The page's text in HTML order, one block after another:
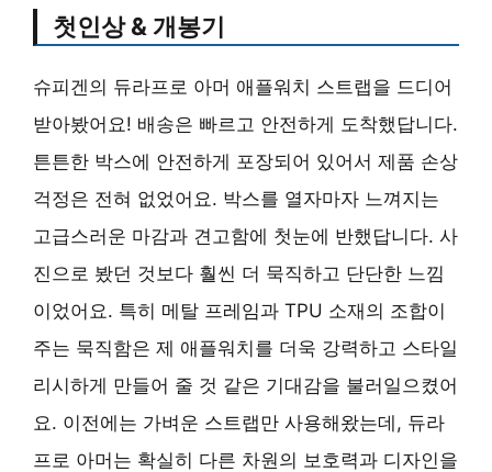
첫인상 & 개봉기
슈피겐의 듀라프로 아머 애플워치 스트랩을 드디어
받아봤어요! 배송은 빠르고 안전하게 도착했답니다.
튼튼한 박스에 안전하게 포장되어 있어서 제품 손상
걱정은 전혀 없었어요. 박스를 열자마자 느껴지는
고급스러운 마감과 견고함에 첫눈에 반했답니다. 사
진으로 봤던 것보다 훨씬 더 묵직하고 단단한 느낌
이었어요. 특히 메탈 프레임과 TPU 소재의 조합이
주는 묵직함은 제 애플워치를 더욱 강력하고 스타일
리시하게 만들어 줄 것 같은 기대감을 불러일으켰어
요. 이전에는 가벼운 스트랩만 사용해왔는데, 듀라
프로 아머는 확실히 다른 차원의 보호력과 디자인을